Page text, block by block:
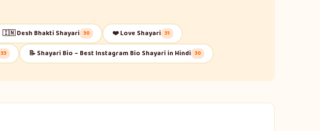
🇮🇳 Desh Bhakti Shayari 30 ❤️ Love Shayari 31
33 📝 Shayari Bio – Best Instagram Bio Shayari in Hindi 30